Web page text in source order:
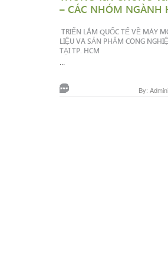
– CÁC NHÓM NGÀNH
TRIỂN LÃM QUỐC TẾ VỀ MÁY
LIỆU VÀ SẢN PHẨM CÔNG
TẠI TP. HCM
...
By: